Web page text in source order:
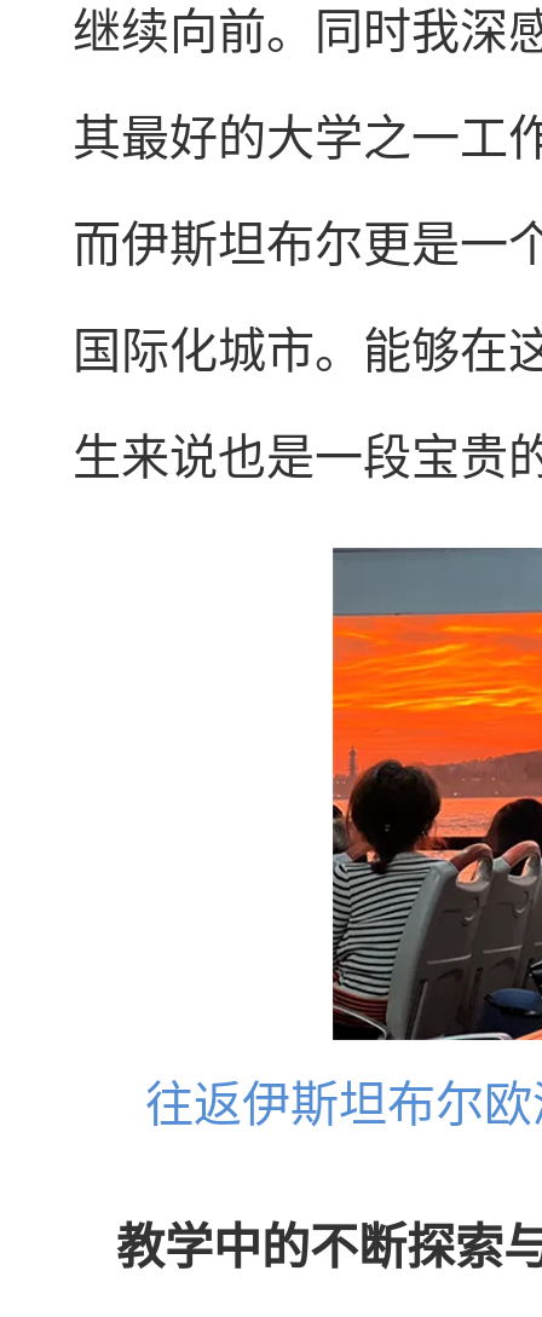
继续向前。同时我深
其最好的大学之一工
而伊斯坦布尔更是一
国际化城市。能够在
生来说也是一段宝贵
往返伊斯坦布尔
教学中的不断探索